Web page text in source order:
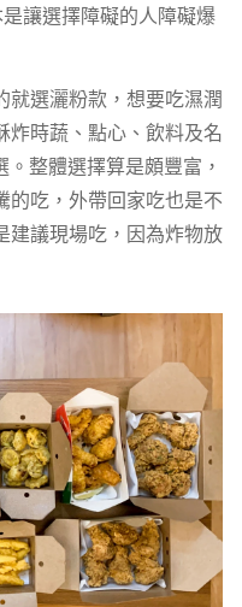
讓選擇障礙的人障礙爆
就選灑粉款，想要吃濕潤
炸時蔬、點心、飲料及名
整體選擇算是頗豐富，
的吃，外帶回家吃也是不
建議現場吃，因為炸物放